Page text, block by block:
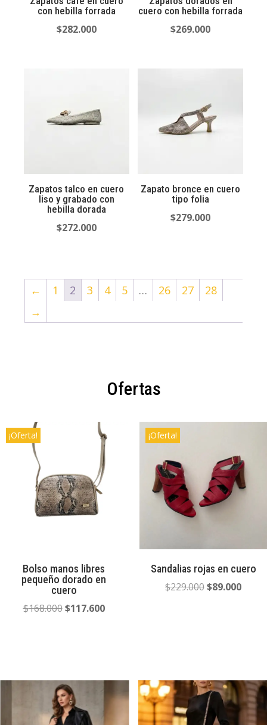
con hebilla forrada
$282.000
cuero con hebilla forrada
$269.000
Zapatos talco en cuero
liso y grabado con
hebilla dorada
$272.000
Zapato bronce en cuero
tipo folia
$279.000
← 1 2 3 4 5 … 26 27
28
→
Ofertas
¡Oferta!
Bolso manos libres
pequeño dorado en
cuero
$168.000 El
$117.600El
¡Oferta!
Sandalias rojas en cuero
$229.000El
$89.000El